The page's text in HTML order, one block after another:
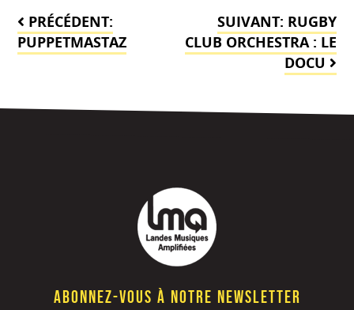
Navigation
de
PRÉCÉDENT:
PUPPETMASTAZ
SUIVANT: RUGBY
CLUB ORCHESTRA : LE
DOCU
Abonnez-vous à notre newsletter